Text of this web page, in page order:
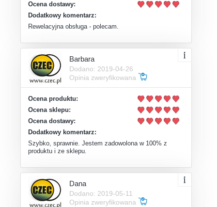
Ocena dostawy:
Dodatkowy komentarz:
Rewelacyjna obsługa - polecam.
Barbara
Dodano: 2019-04-26
Opinia zweryfikowana
Ocena produktu:
Ocena sklepu:
Ocena dostawy:
Dodatkowy komentarz:
Szybko, sprawnie. Jestem zadowolona w 100% z
produktu i ze sklepu.
Dana
Dodano: 2019-05-11
Opinia zweryfikowana